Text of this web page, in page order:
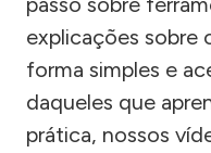
explicações sobre
forma simples e
daqueles que
prática, nossos